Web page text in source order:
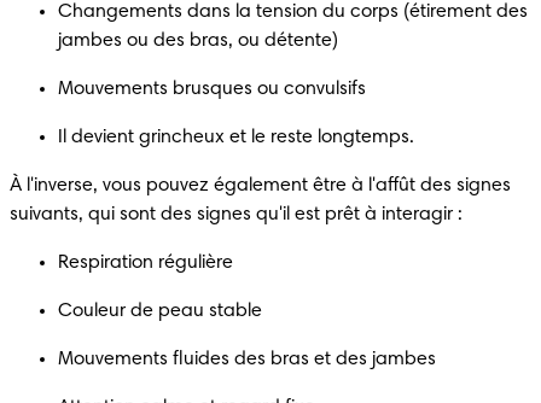
Changements dans la tension du corps (étirement des
jambes ou des bras, ou détente)
Mouvements brusques ou convulsifs
Il devient grincheux et le reste longtemps.
À l'inverse, vous pouvez également être à l'affût des signes
suivants, qui sont des signes qu'il est prêt à interagir :
Respiration régulière
Couleur de peau stable
Mouvements fluides des bras et des jambes